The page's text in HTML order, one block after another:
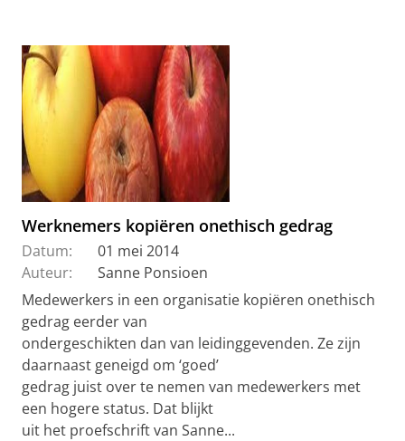
Werknemers kopiëren onethisch gedrag
Datum:
01 mei 2014
Auteur:
Sanne Ponsioen
Medewerkers in een organisatie kopiëren onethisch
gedrag eerder van
ondergeschikten dan van leidinggevenden. Ze zijn
daarnaast geneigd om ‘goed’
gedrag juist over te nemen van medewerkers met
een hogere status. Dat blijkt
uit het proefschrift van Sanne...